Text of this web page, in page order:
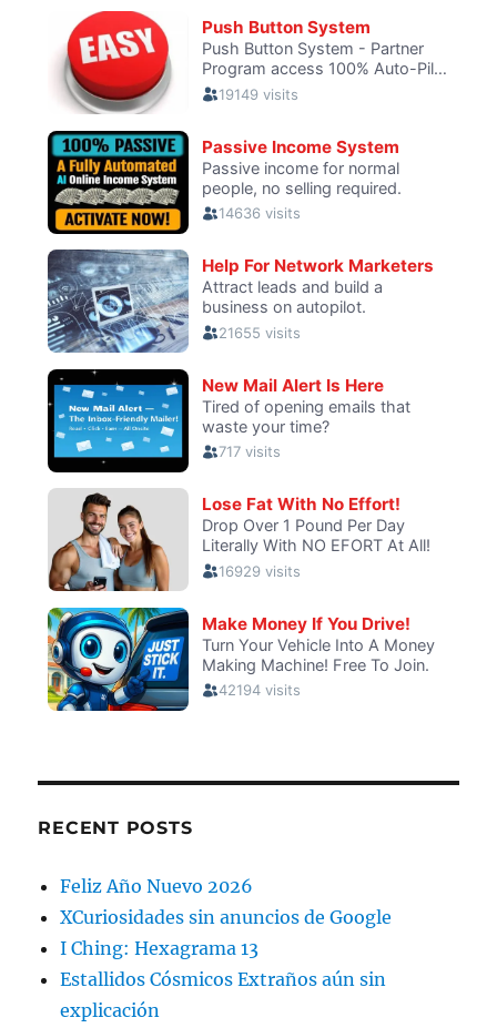
Mint
RECENT POSTS
Feliz Año Nuevo 2026
XCuriosidades sin anuncios de Google
I Ching: Hexagrama 13
Estallidos Cósmicos Extraños aún sin
explicación